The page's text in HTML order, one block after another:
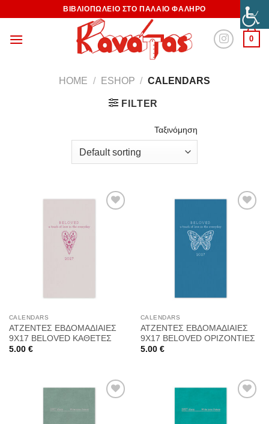
ΒΙΒΛΙΟΠΩΛΕΙΟ ΣΤΟ ΠΑΛΑΙΟ ΦΑΛΗΡΟ
0
HOME / ESHOP / CALENDARS
FILTER
Ταξινόμηση
CALENDARS
ΑΤΖΕΝΤΕΣ ΕΒΔΟΜΑΔΙΑΙΕΣ
9Χ17 BELOVED ΚΑΘΕΤΕΣ
5.00 €
CALENDARS
ΑΤΖΕΝΤΕΣ ΕΒΔΟΜΑΔΙΑΙΕΣ
9Χ17 BELOVED ΟΡΙΖΟΝΤΙΕΣ
5.00 €